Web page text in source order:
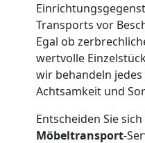
Transports vor
Egal ob
wertvolle
wir behandeln
Achtsamkeit und
Entscheiden Sie
Möbeltransport-
Büroumzug
Wiener
Neustadt